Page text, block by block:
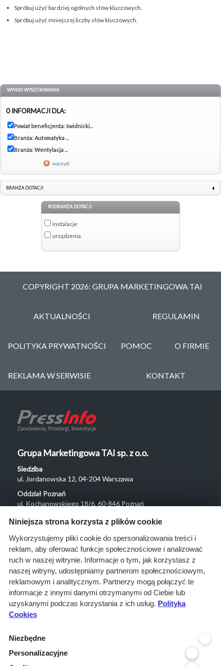
Spróbuj użyć bardziej ogólnych słów kluczowych.
Spróbuj użyć mniejszej liczby słów kluczowych.
WYNIKI WYSZUKIWANIA
0 INFORMACJI DLA:
Powiat beneficjenta: świdnicki...
Branża: Automatyka ...
Branża: Wentylacja ...
wyczyść
BRANŻA DOTACJI
PODRANŻA DOTACJI
instalacje
urządzenia
COPYRIGHT 2026: GRUPA MARKETINGOWA TAI
AKTUALNOŚCI REGULAMIN
POLITYKA PRYWATNOŚCI POMOC O FIRMIE
REKLAMA W SERWISIE KONTAKT
Grupa Marketingowa TAI sp. z o.o.
Siedziba
ul. Jordanowska 12, 04-204 Warszawa
Oddział Poznań
ul. Kochanowskiego 18/6, 60-846 Poznań
Menu
O nas
Rozwiązania
Monitoring
przetargów
Raporty
przetargowe
Kontakt
Niniejsza strona korzysta z plików cookie
Wykorzystujemy pliki cookie do spersonalizowania treści i
reklam, aby oferować funkcje społecznościowe i analizować
ruch w naszej witrynie. Informacje o tym, jak korzystasz z
naszej witryny, udostępniamy partnerom społecznościowym,
reklamowym i analitycznym. Partnerzy mogą połączyć te
informacje z innymi danymi otrzymanymi od Ciebie lub
uzyskanymi podczas korzystania z ich usług. Polityka
Cookies
Niezbędne
Personalizacyjne